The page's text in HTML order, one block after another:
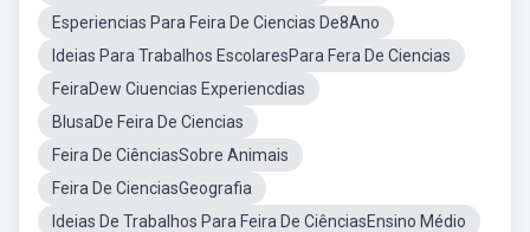
Esperiencias Para Feira De Ciencias De8Ano
Ideias Para Trabalhos EscolaresPara Fera De Ciencias
FeiraDew Ciuencias Experiencdias
BlusaDe Feira De Ciencias
Feira De CiênciasSobre Animais
Feira De CienciasGeografia
Ideias De Trabalhos Para Feira De CiênciasEnsino Médio